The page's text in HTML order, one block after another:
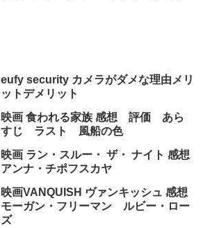
eufy security カメラがダメな理由メリ
ットデメリット
映画 食われる家族 感想 評価 あら
すじ ラスト 風船の色
映画 ラン・スルー・ ザ・ ナイト 感想
アンナ・チポフスカヤ
映画VANQUISH ヴァンキッシュ 感想
モーガン・フリーマン ルビー・ロー
ズ